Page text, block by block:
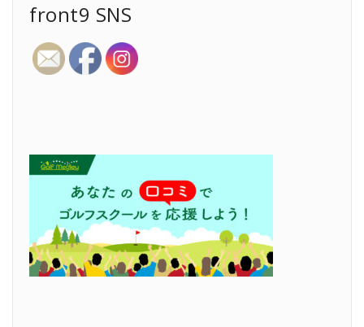
front9 SNS